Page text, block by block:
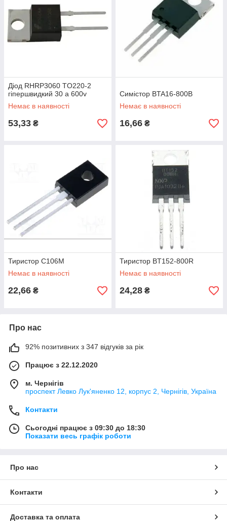
Діод RHRP3060 TO220-2
гіпершвидкий 30 а 600v
Немає в наявності
53,33 ₴
Симістор BTA16-800B
Немає в наявності
16,66 ₴
Тиристор C106M
Немає в наявності
22,66 ₴
Тиристор BT152-800R
Немає в наявності
24,28 ₴
Про нас
92% позитивних з 347 відгуків за рік
Працює з 22.12.2020
м. Чернігів
проспект Левко Лук'яненко 12, корпус 2, Чернігів, Україна
Контакти
Сьогодні працює з 09:30 до 18:30
Показати весь графік роботи
Про нас
Контакти
Доставка та оплата